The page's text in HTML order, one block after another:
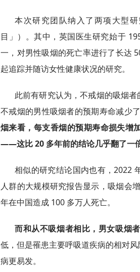
本次研究团队纳入了两项大型
目」）。其中，英国医生研究始于
一，对男性吸烟的死亡率进行了长达
起追踪并随访女性健康状况的研究。
此前有研究认为，不戒烟的吸烟
不戒烟的男性吸烟者的预期寿命减少
烟来看，每支香烟的预期寿命损失增
——这比 20 多年前的结论几乎翻了一倍
相似的研究结论国内也有，2022
人群的大规模研究报告显示，吸烟会
年在中国造成 100 多万人死亡。
而和从不吸烟者相比，男女吸烟
低，但是罹患主要呼吸道疾病的相对
病更易发。